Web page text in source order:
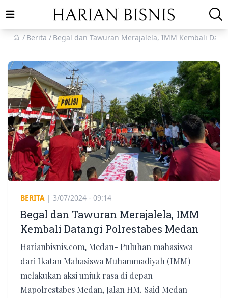
Open main menu
Berita
Begal dan Tawuran Merajalela, IMM Kembali
BERITA | 3/07/2024 - 09:14
Begal dan Tawuran Merajalela, IMM
Kembali Datangi Polrestabes Medan
Harianbisnis.com, Medan- Puluhan mahasiswa
dari Ikatan Mahasiswa Muhammadiyah (IMM)
melakukan aksi unjuk rasa di depan
Mapolrestabes Medan, Jalan HM. Said Medan